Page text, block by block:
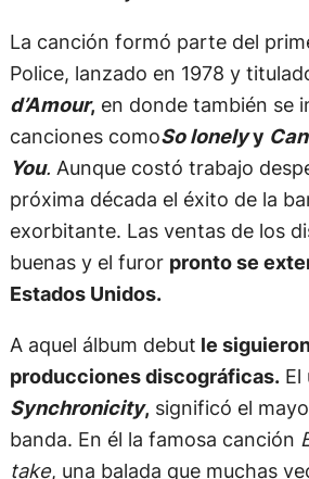
La canción formó parte del
Police, lanzado en 1978 y
d’Amour, en donde también se
canciones comoSo lonelyy
You. Aunque costó trabajo
próxima década el éxito de la
exorbitante. Las ventas de los
buenas y el furor pronto se
Estados Unidos.
A aquel álbum debut le
producciones discográficas.El
Synchronicity, significó el
banda. En él la famosa canción
take, una balada que muchas